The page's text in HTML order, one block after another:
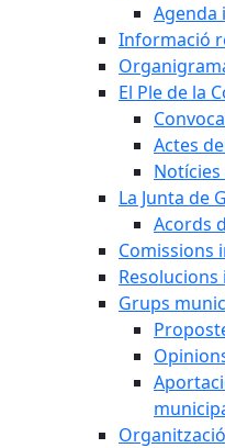
Agenda
Informació
El Ple de la
Actes
Notícies
La Junta de
Acords
Comissions
Grups